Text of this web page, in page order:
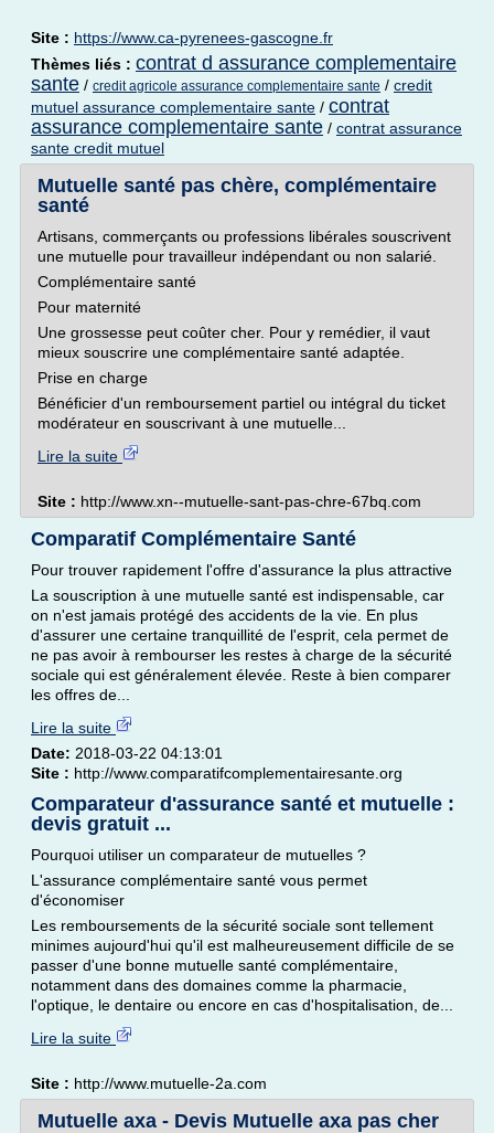
Site : https://www.ca-pyrenees-gascogne.fr
Thèmes liés : contrat d assurance complementaire
sante / credit agricole assurance complementaire sante / credit
mutuel assurance complementaire sante / contrat
assurance complementaire sante / contrat assurance
sante credit mutuel
Mutuelle santé pas chère, complémentaire
santé
Artisans, commerçants ou professions libérales souscrivent
une mutuelle pour travailleur indépendant ou non salarié.
Complémentaire santé
Pour maternité
Une grossesse peut coûter cher. Pour y remédier, il vaut
mieux souscrire une complémentaire santé adaptée.
Prise en charge
Bénéficier d'un remboursement partiel ou intégral du ticket
modérateur en souscrivant à une mutuelle...
Lire la suite
Site : http://www.xn--mutuelle-sant-pas-chre-67bq.com
Comparatif Complémentaire Santé
Pour trouver rapidement l'offre d'assurance la plus attractive
La souscription à une mutuelle santé est indispensable, car
on n'est jamais protégé des accidents de la vie. En plus
d'assurer une certaine tranquillité de l'esprit, cela permet de
ne pas avoir à rembourser les restes à charge de la sécurité
sociale qui est généralement élevée. Reste à bien comparer
les offres de...
Lire la suite
Date: 2018-03-22 04:13:01
Site : http://www.comparatifcomplementairesante.org
Comparateur d'assurance santé et mutuelle :
devis gratuit ...
Pourquoi utiliser un comparateur de mutuelles ?
L'assurance complémentaire santé vous permet
d'économiser
Les remboursements de la sécurité sociale sont tellement
minimes aujourd'hui qu'il est malheureusement difficile de se
passer d'une bonne mutuelle santé complémentaire,
notamment dans des domaines comme la pharmacie,
l'optique, le dentaire ou encore en cas d'hospitalisation, de...
Lire la suite
Site : http://www.mutuelle-2a.com
Mutuelle axa - Devis Mutuelle axa pas cher